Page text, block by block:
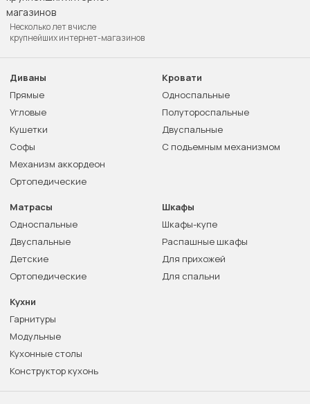
Несколько лет в числе
крупнейших интернет-магазинов
Диваны
Прямые
Угловые
Кушетки
Софы
Механизм аккордеон
Ортопедические
Кровати
Односпальные
Полутороспальные
Двуспальные
С подъемным механизмом
Матрасы
Односпальные
Двуспальные
Детские
Ортопедические
Шкафы
Шкафы-купе
Распашные шкафы
Для прихожей
Для спальни
Кухни
Гарнитуры
Модульные
Кухонные столы
Конструктор кухонь